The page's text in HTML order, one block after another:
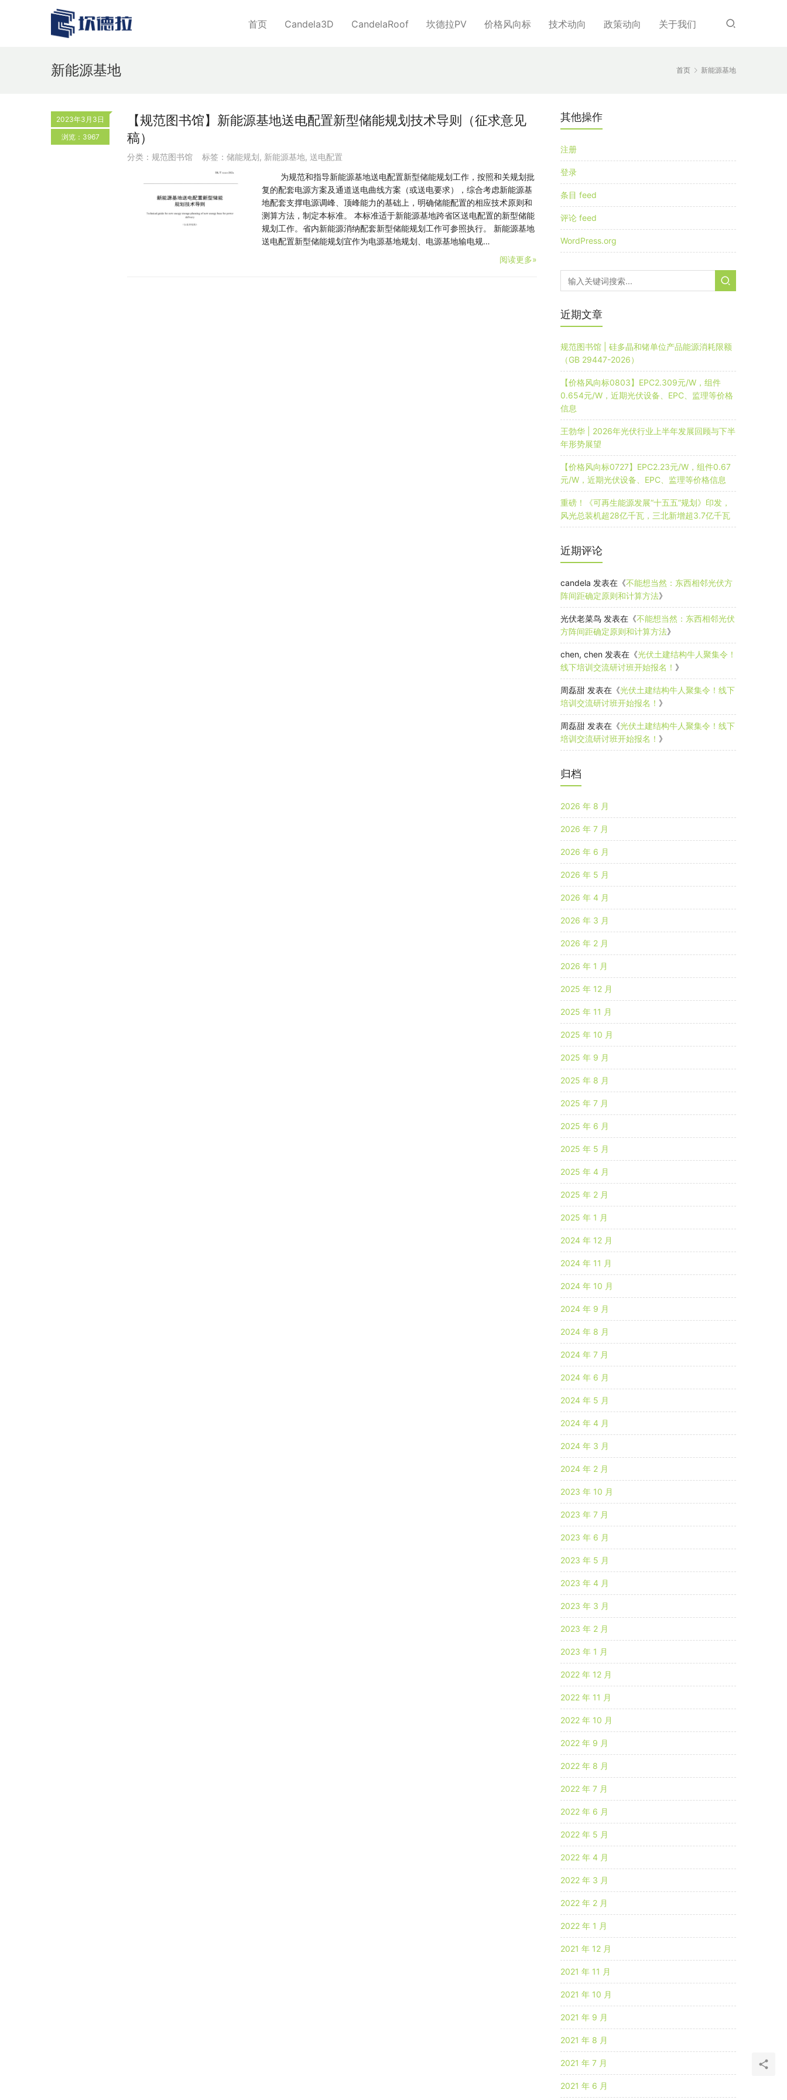
首页 Candela3D CandelaRoof 坎德拉PV 价格风向标 技术动向 政策动向 关于我们
首页 新能源基地
新能源基地
2023年3月3日
浏览：3967
【规范图书馆】新能源基地送电配置新型储能规划技术导则（征求意见
稿）
分类： 规范图书馆 标签： 储能规划, 新能源基地, 送电配置
为规范和指导新能源基地送电配置新型储能规划工作，按照和关规划批
复的配套电源方案及通道送电曲线方案（或送电要求），综合考虑新能源基
地配套支撑电源调峰、顶峰能力的基础上，明确储能配置的相应技术原则和
测算方法，制定本标准。 本标准适于新能源基地跨省区送电配置的新型储能
规划工作。省内新能源消纳配套新型储能规划工作可参照执行。 新能源基地
送电配置新型储能规划宜作为电源基地规划、电源基地输电规…
阅读更多»
其他操作
注册
登录
条目 feed
评论 feed
WordPress.org
近期文章
规范图书馆 | 硅多晶和锗单位产品能源消耗限额
（GB 29447-2026）
【价格风向标0803】EPC2.309元/W，组件
0.654元/W，近期光伏设备、EPC、监理等价格
信息
王勃华 | 2026年光伏行业上半年发展回顾与下半
年形势展望
【价格风向标0727】EPC2.23元/W，组件0.67
元/W，近期光伏设备、EPC、监理等价格信息
重磅！《可再生能源发展“十五五”规划》印发，
风光总装机超28亿千瓦，三北新增超3.7亿千瓦
近期评论
candela 发表在《不能想当然：东西相邻光伏方
阵间距确定原则和计算方法》
光伏老菜鸟 发表在《不能想当然：东西相邻光伏
方阵间距确定原则和计算方法》
chen, chen 发表在《光伏土建结构牛人聚集令！
线下培训交流研讨班开始报名！ 》
周磊甜 发表在《光伏土建结构牛人聚集令！线下
培训交流研讨班开始报名！ 》
周磊甜 发表在《光伏土建结构牛人聚集令！线下
培训交流研讨班开始报名！ 》
归档
2026 年 8 月
2026 年 7 月
2026 年 6 月
2026 年 5 月
2026 年 4 月
2026 年 3 月
2026 年 2 月
2026 年 1 月
2025 年 12 月
2025 年 11 月
2025 年 10 月
2025 年 9 月
2025 年 8 月
2025 年 7 月
2025 年 6 月
2025 年 5 月
2025 年 4 月
2025 年 2 月
2025 年 1 月
2024 年 12 月
2024 年 11 月
2024 年 10 月
2024 年 9 月
2024 年 8 月
2024 年 7 月
2024 年 6 月
2024 年 5 月
2024 年 4 月
2024 年 3 月
2024 年 2 月
2023 年 10 月
2023 年 7 月
2023 年 6 月
2023 年 5 月
2023 年 4 月
2023 年 3 月
2023 年 2 月
2023 年 1 月
2022 年 12 月
2022 年 11 月
2022 年 10 月
2022 年 9 月
2022 年 8 月
2022 年 7 月
2022 年 6 月
2022 年 5 月
2022 年 4 月
2022 年 3 月
2022 年 2 月
2022 年 1 月
2021 年 12 月
2021 年 11 月
2021 年 10 月
2021 年 9 月
2021 年 8 月
2021 年 7 月
2021 年 6 月